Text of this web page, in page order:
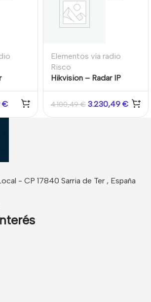
€
Elementos vía radio
Risco
Hikvision – Radar IP
Perimetral 24/7
Detección Humanos
120m / Vehículos 200m
4.100,49€ 3.230,49 €
- CP 17840 Sarria de Ter , España